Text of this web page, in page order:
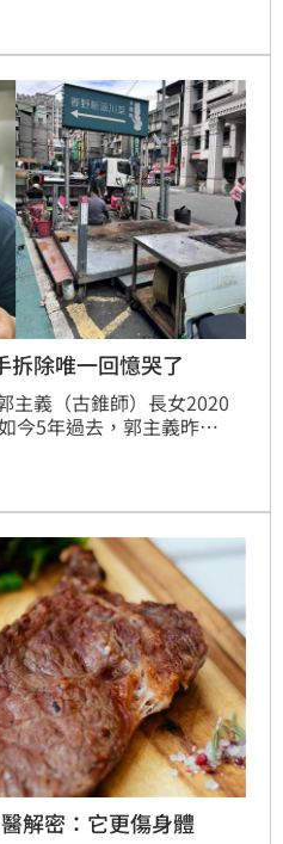
煮的不是貓爪，而是狗
除唯一回憶哭了
主義（古錐師）長女2020
今5年過去，郭主義昨
鐵架一根根倒下，心裡像
解密：它更傷身體